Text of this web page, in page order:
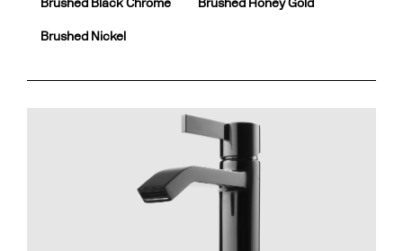
Brushed Nickel